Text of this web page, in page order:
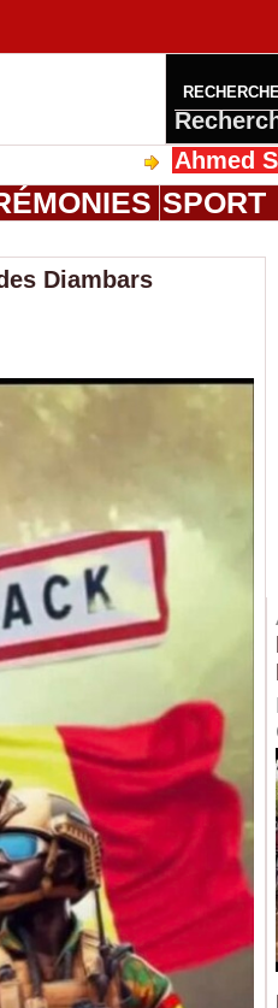
Ahmed Saloum
SPORT
Diambars